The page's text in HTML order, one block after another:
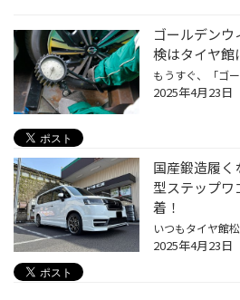
ゴールデン
検はタイヤ館
2025年4月23日
国産鍛造履く
型ステップワ
着！
2025年4月23日